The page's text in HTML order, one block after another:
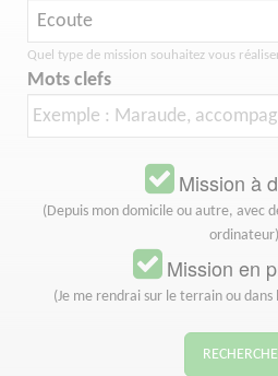
Quel type de mission souhaitez vous
Mots clefs
Mission à
(Depuis mon domicile ou autre, avec
ordinateur)
Mission en
(Je me rendrai sur le terrain ou dans